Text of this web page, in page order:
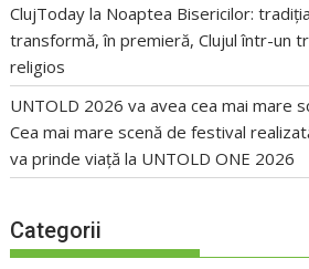
ClujToday la Noaptea Bisericilor:
transformă, în premieră, Clujul într-un
religios
UNTOLD 2026 va avea cea mai mare
Cea mai mare scenă de festival
va prinde viață la UNTOLD ONE 2026
Categorii